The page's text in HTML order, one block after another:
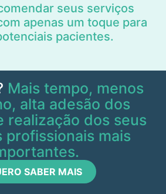
seus serviços
apenas um toque para
pacientes.
Mais tempo, menos
alta adesão dos
realização dos seus
profissionais mais
SABER MAIS